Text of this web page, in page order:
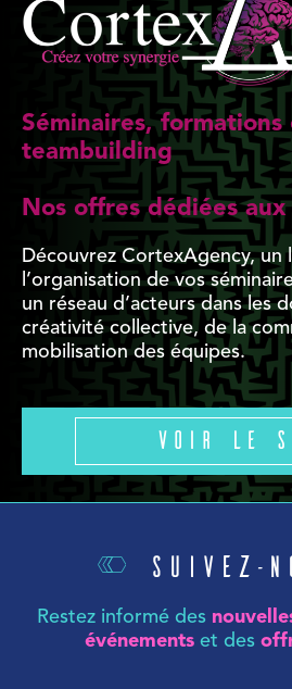
Séminaires, formations
teambuilding
Nos offres dédiées
Découvrez CortexAgency, un
l’organisation de vos
un réseau d’acteurs dans les
créativité collective, de la
mobilisation des équipes.
Voir le
Suivez-
Restez informé des
événementset des